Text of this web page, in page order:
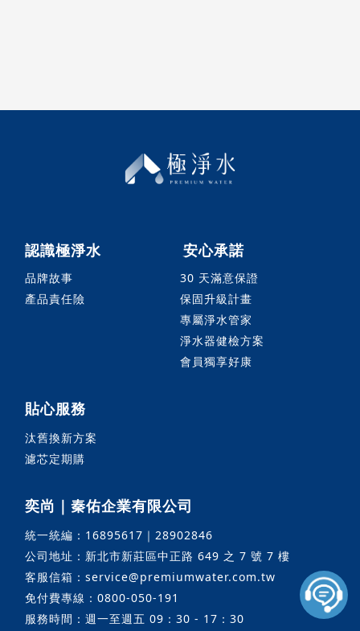
認識極淨水
品牌故事
產品責任險
安心承諾
30 天滿意保證
保固升級計畫
專屬淨水管家
淨水器健檢方案
會員獨享好康
貼心服務
汰舊換新方案
濾芯定期購
奕尚｜秦佑企業有限公司
統一統編：16895617｜28902846
公司地址：新北市新莊區中正路 649 之 7 號 7 樓
客服信箱：service@premiumwater.com.tw
免付費專線：0800-050-191
服務時間：週一至週五 09：30 - 17：30